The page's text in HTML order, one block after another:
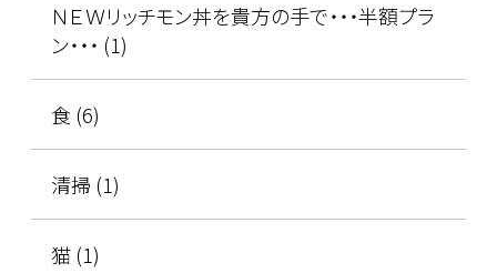
ＮＥＷリッチモン丼を貴方の手で・・・半額プラ
ン・・・ (1)
食 (6)
清掃 (1)
猫 (1)